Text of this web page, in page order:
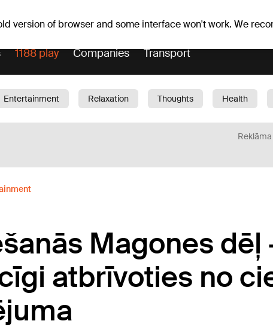
version of browser and some interface won't work. We
1188 play Companies Transport
Entertainment Relaxation Thoughts Health
Reklāma
Magones dēļ
atbrīvoties no